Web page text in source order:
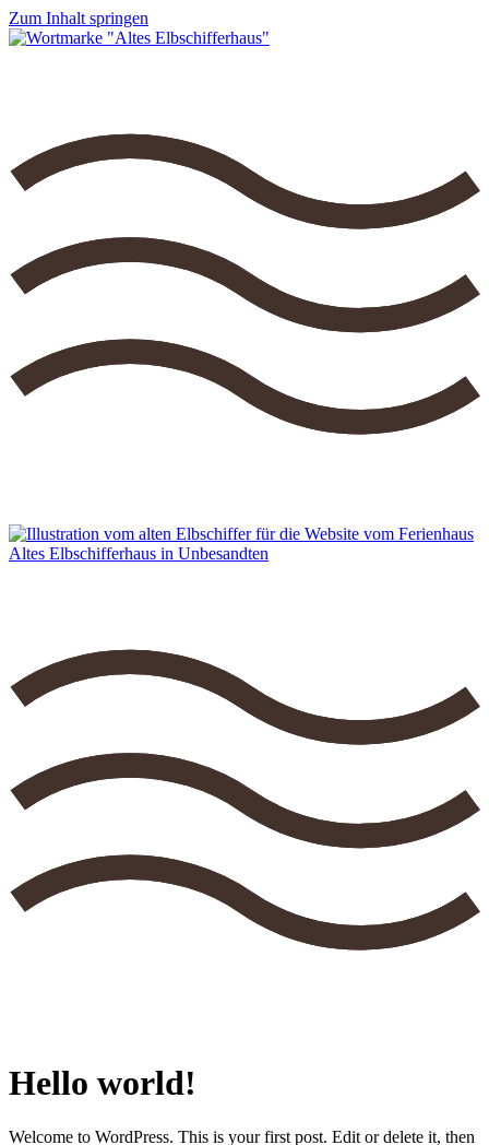
Zum Inhalt springen
Hello world!
Welcome to WordPress. This is your first post. Edit or delete it, then